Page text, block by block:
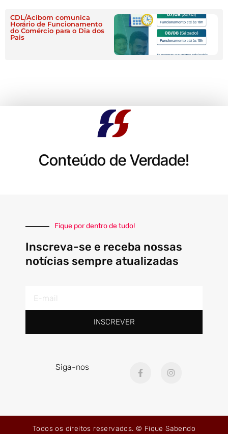
CDL/Acibom comunica
Horário de Funcionamento
do Comércio para o Dia dos
Pais
Conteúdo de Verdade!
Fique por dentro de tudo!
Inscreva-se e receba nossas
notícias sempre atualizadas
mail
INSCREVER
Siga-nos
a
o
-
n
r
m
Todos os direitos reservados. © Fique Sabendo